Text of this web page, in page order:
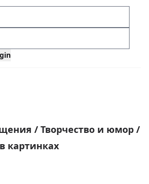
/Творчество и юмор /
картинках